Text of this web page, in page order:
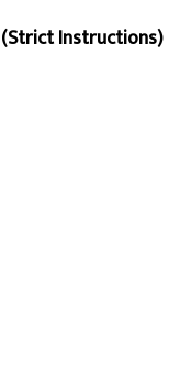
(Strict Instructions)